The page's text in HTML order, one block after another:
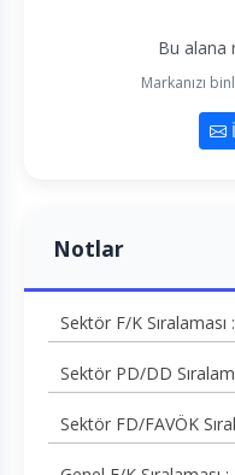
Bu alana
Markanızı
Notlar
Sektör F/K Sıralaması
Sektör PD/DD
Sektör FD/FAVÖK